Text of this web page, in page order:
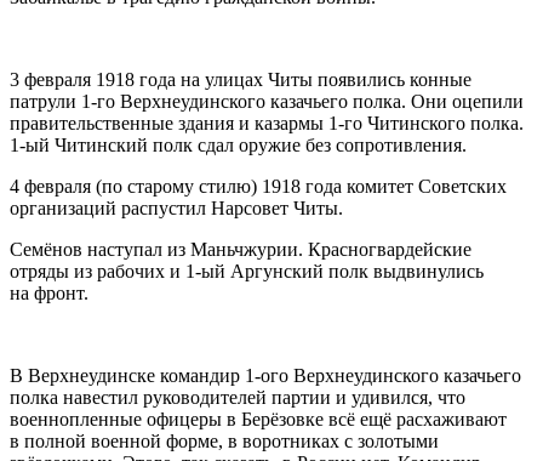
3 февраля 1918 года на улицах Читы появились конные
патрули 1-го Верхнеудинского казачьего полка. Они оцепили
правительственные здания и казармы 1-го Читинского полка.
1-ый Читинский полк сдал оружие без сопротивления.
4 февраля (по старому стилю) 1918 года комитет Советских
организаций распустил Нарсовет Читы.
Семёнов наступал из Маньчжурии. Красногвардейские
отряды из рабочих и 1-ый Аргунский полк выдвинулись
на фронт.
В Верхнеудинске командир 1-ого Верхнеудинского казачьего
полка навестил руководителей партии и удивился, что
военнопленные офицеры в Берёзовке всё ещё расхаживают
в полной военной форме, в воротниках с золотыми